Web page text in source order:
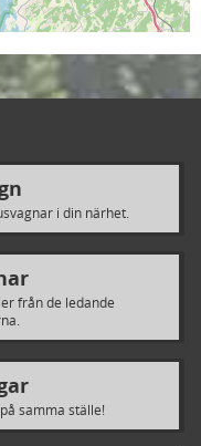
i din närhet.
från de ledande
samma ställe!